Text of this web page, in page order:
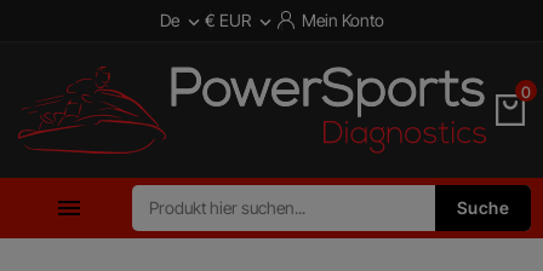
De  € EUR  Mein Konto
0
 Suche